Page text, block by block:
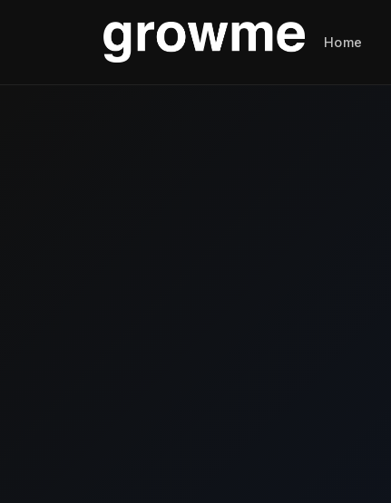
Home